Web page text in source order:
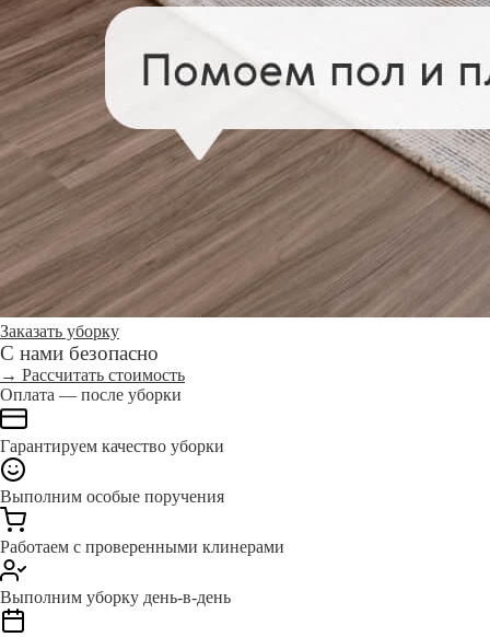
Заказать уборку
С нами безопасно
→ Рассчитать стоимость
Оплата — после уборки
Гарантируем качество уборки
Выполним особые поручения
Работаем с проверенными клинерами
Выполним уборку день-в-день